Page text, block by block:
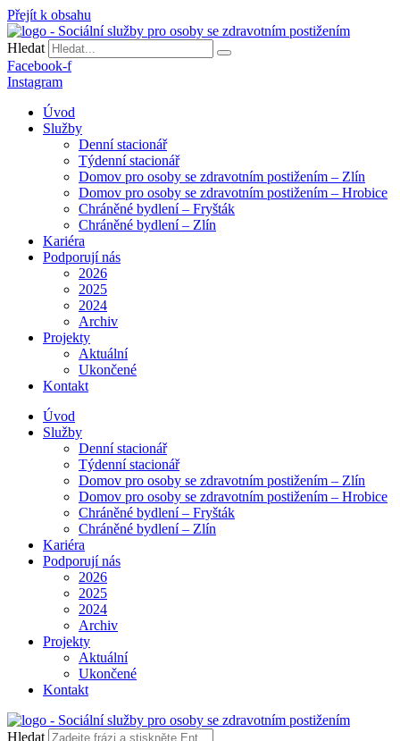
Přejít k obsahu
Hledat
Facebook-f
Instagram
Úvod
Služby
Denní stacionář
Týdenní stacionář
Domov pro osoby se zdravotním postižením – Zlín
Domov pro osoby se zdravotním postižením – Hrobice
Chráněné bydlení – Fryšták
Chráněné bydlení – Zlín
Kariéra
Podporují nás
2026
2025
2024
Archiv
Projekty
Aktuální
Ukončené
Kontakt
Úvod
Služby
Denní stacionář
Týdenní stacionář
Domov pro osoby se zdravotním postižením – Zlín
Domov pro osoby se zdravotním postižením – Hrobice
Chráněné bydlení – Fryšták
Chráněné bydlení – Zlín
Kariéra
Podporují nás
2026
2025
2024
Archiv
Projekty
Aktuální
Ukončené
Kontakt
Hledat